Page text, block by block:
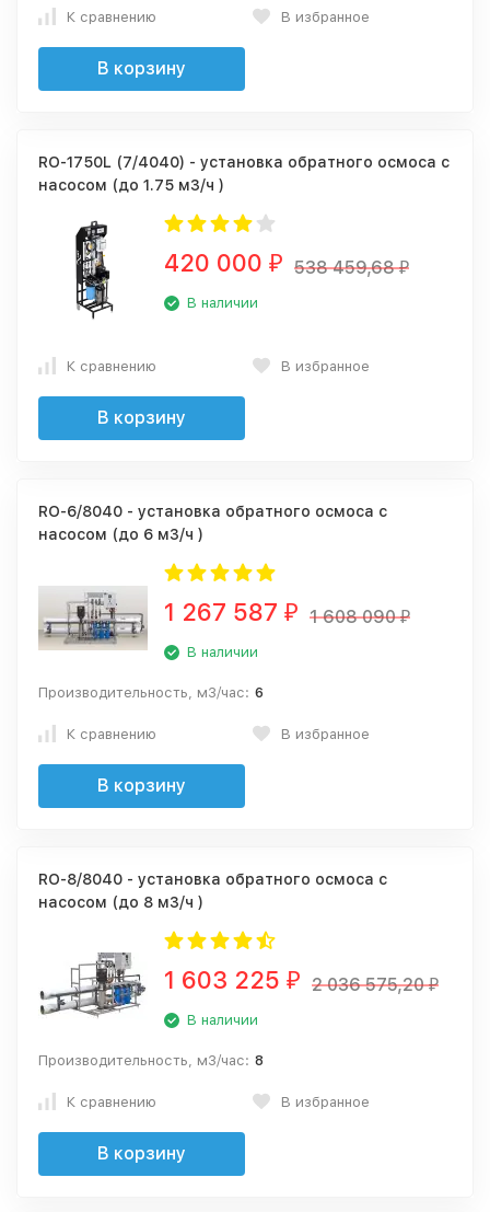
К сравнению В избранное
В корзину
RO-1750L (7/4040) - установка обратного осмоса с
насосом (до 1.75 м3/ч )
420 000 ₽ 538 459,68 ₽
В наличии
К сравнению В избранное
В корзину
RO-6/8040 - установка обратного осмоса с
насосом (до 6 м3/ч )
1 267 587 ₽ 1 608 090 ₽
В наличии
Производительность, м3/час: 6
К сравнению В избранное
В корзину
RO-8/8040 - установка обратного осмоса с
насосом (до 8 м3/ч )
1 603 225 ₽ 2 036 575,20 ₽
В наличии
Производительность, м3/час: 8
К сравнению В избранное
В корзину